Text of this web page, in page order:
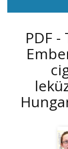
PDF